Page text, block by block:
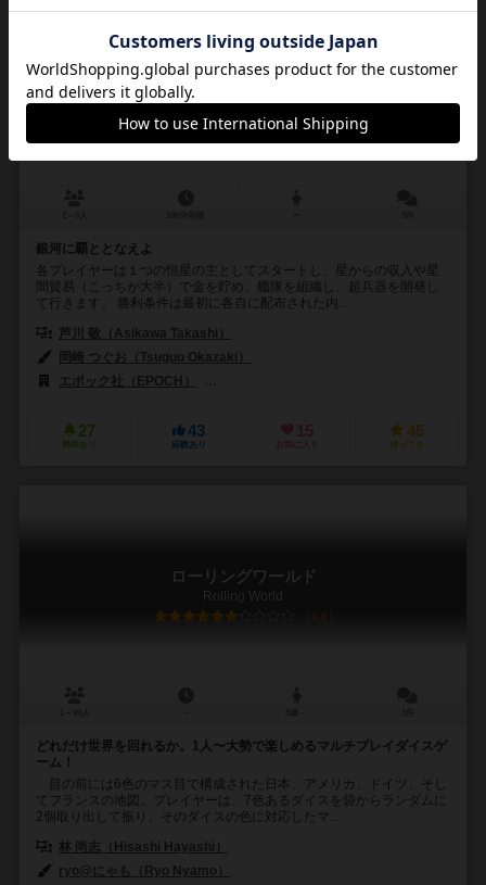
銀河帝国の興亡
GINGATEIKOKU NO KOUBOU
6.0
銀河に覇ととなえよ
各プレイヤーは１つの恒星の主としてスタートし、星からの収入や星
間貿易（こっちが大半）で金を貯め、艦隊を組織し、超兵器を開発し
て行きます。 勝利条件は最初に各自に配布された内...
芦川 敬（Asikawa Takashi）
岡崎 つぐお（Tsuguo Okazaki）
エポック社（EPOCH）
27
興味あり
43
経験あり
15
お気に入り
45
持ってる
ローリングワールド
Rolling World
6.0
どれだけ世界を回れるか。1人〜大勢で楽しめるマルチプレイダイスゲ
ーム！
目の前には6色のマス目で構成された日本、アメリカ、ドイツ、そし
てフランスの地図。プレイヤーは、7色あるダイスを袋からランダムに
2個取り出して振り、そのダイスの色に対応したマ...
林 尚志（Hisashi Hayashi）
ryo@にゃも（Ryo Nyamo）